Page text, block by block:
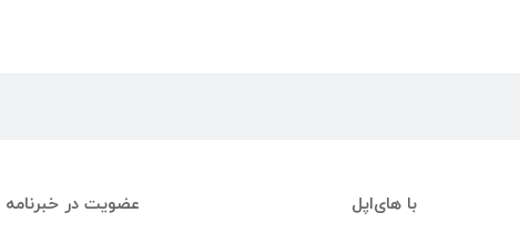
با های‌اپل عضویت در خبرنامه